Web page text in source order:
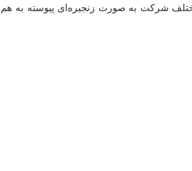
شرکت به صورت زنجیره‌ای پیوسته به